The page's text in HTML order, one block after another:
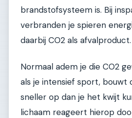
brandstofsysteem is. Bij
verbranden je spieren
daarbij CO2 als afvalproduct.
Normaal adem je die CO2
als je intensief sport, bouwt
sneller op dan je het kwijt
lichaam reageert hierop